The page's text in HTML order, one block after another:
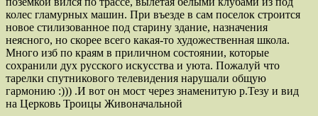
колес гламурных машин. При въезде в сам поселок строится
новое стилизованное под старину здание, назначения
неясного, но скорее всего какая-то художественная школа.
Много изб по краям в приличном состоянии, которые
сохранили дух русского искусства и уюта. Пожалуй что
тарелки спутникового телевидения нарушали общую
гармонию :))) .И вот он мост через знаменитую р.Тезу и вид
на Церковь Троицы Живоначальной